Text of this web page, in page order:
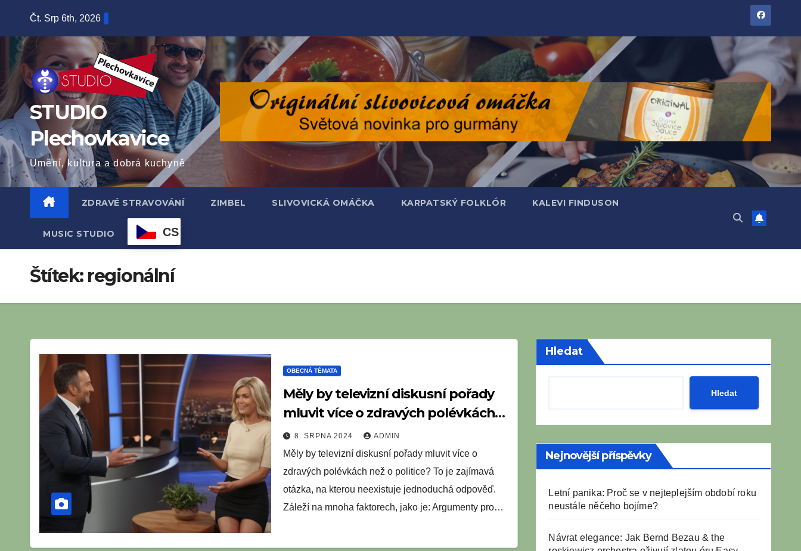
content
Čt. Srp 6th, 2026
STUDIO
Plechovkavice
Umění, kultura a dobrá kuchyně
ZDRAVÉ STRAVOVÁNÍ ZIMBEL SLIVOVICKÁ OMÁČKA KARPATSKÝ FOLKLÓR KALEVI FINDUSON
MUSIC STUDIO CS
Štítek: regionální
OBECNÁ TÉMATA
Měly by televizní diskusní pořady
mluvit více o zdravých polévkách
než o politice?
8. SRPNA 2024 ADMIN
Měly by televizní diskusní pořady mluvit více o
zdravých polévkách než o politice? To je zajímavá
otázka, na kterou neexistuje jednoduchá odpověď.
Záleží na mnoha faktorech, jako je: Argumenty pro…
Hledat
Hledat
Nejnovější příspěvky
Letní panika: Proč se v nejteplejším období roku
neustále něčeho bojíme?
Návrat elegance: Jak Bernd Bezau & the